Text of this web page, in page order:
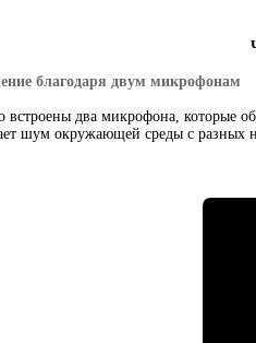
благодаря двум микрофонам
встроены два микрофона которые
шум окружающей среды с разных